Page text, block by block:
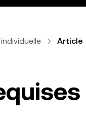
Article